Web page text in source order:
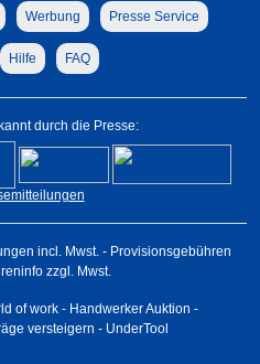
Werbung Presse Service
Hilfe FAQ
durch die Presse:
incl. Mwst. - Provisionsgebühren
zzgl. Mwst.
of work - Handwerker Auktion -
versteigern - UnderTool